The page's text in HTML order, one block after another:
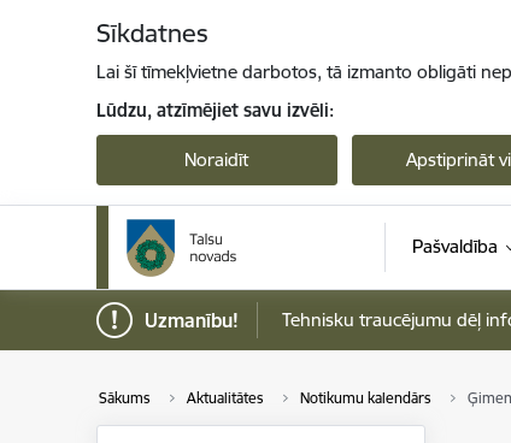
Sīkdatnes
Lai šī tīmekļvietne darbotos, tā izmanto obligāti
Lūdzu, atzīmējiet savu izvēli:
Noraidīt Apstiprināt
Pašvaldība
Uzmanību! Tehnisku traucējumu dēļ
Sākums Aktualitātes Notikumu kalendārs